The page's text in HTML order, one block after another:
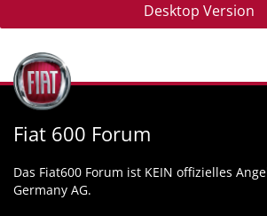
Desktop Version
Fiat 600 Forum
Das Fiat600 Forum ist KEIN offizielles
Germany AG.